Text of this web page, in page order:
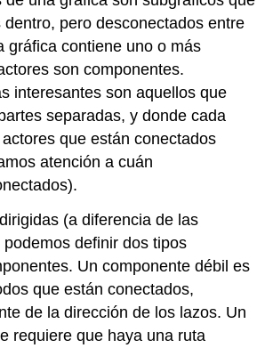
pero desconectados entre
gráfica contiene uno o más
son componentes.
interesantes son aquellos que
separadas, y donde cada
que están conectados
atención a cuán
(a diferencia de las
definir dos tipos
Un componente débil es
que están conectados,
de la dirección de los lazos. Un
requiere que haya una ruta